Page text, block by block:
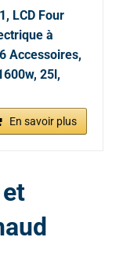
LCD Four
à
Accessoires,
25l,
En savoir plus